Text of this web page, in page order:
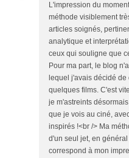
L'impression du
méthode visiblement
articles soignés,
analytique et
ceux qui souligne que
Pour ma part, le blog
lequel j'avais décidé
quelques films. C'est
je m'astreints
que je vois au ciné,
inspirés !<br /> Ma
d'un seul jet, en
correspond à mon